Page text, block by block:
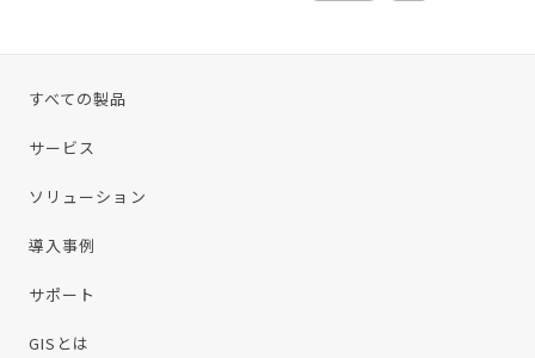
すべての製品
サービス
ソリューション
導入事例
サポート
GISとは